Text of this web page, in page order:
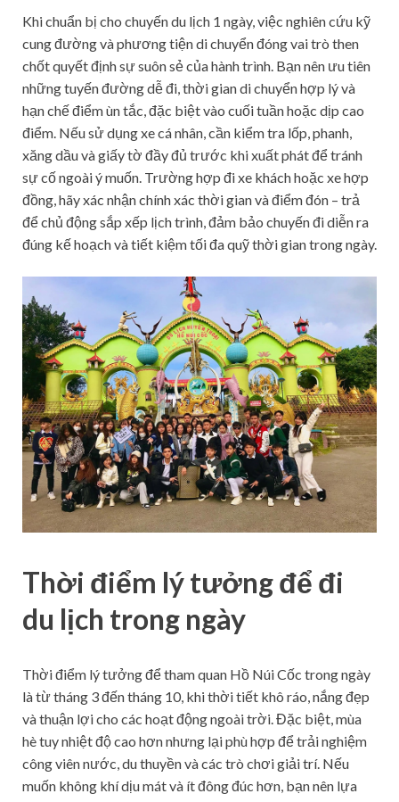
Khi chuẩn bị cho chuyến du lịch 1 ngày, việc nghiên cứu kỹ
cung đường và phương tiện di chuyển đóng vai trò then
chốt quyết định sự suôn sẻ của hành trình. Bạn nên ưu tiên
những tuyến đường dễ đi, thời gian di chuyển hợp lý và
hạn chế điểm ùn tắc, đặc biệt vào cuối tuần hoặc dịp cao
điểm. Nếu sử dụng xe cá nhân, cần kiểm tra lốp, phanh,
xăng dầu và giấy tờ đầy đủ trước khi xuất phát để tránh
sự cố ngoài ý muốn. Trường hợp đi xe khách hoặc xe hợp
đồng, hãy xác nhận chính xác thời gian và điểm đón – trả
để chủ động sắp xếp lịch trình, đảm bảo chuyến đi diễn ra
đúng kế hoạch và tiết kiệm tối đa quỹ thời gian trong ngày.
Thời điểm lý tưởng để đi
du lịch trong ngày
Thời điểm lý tưởng để tham quan Hồ Núi Cốc trong ngày
là từ tháng 3 đến tháng 10, khi thời tiết khô ráo, nắng đẹp
và thuận lợi cho các hoạt động ngoài trời. Đặc biệt, mùa
hè tuy nhiệt độ cao hơn nhưng lại phù hợp để trải nghiệm
công viên nước, du thuyền và các trò chơi giải trí. Nếu
muốn không khí dịu mát và ít đông đúc hơn, bạn nên lựa